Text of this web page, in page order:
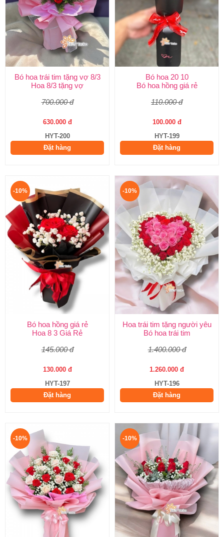
Bó hoa trái tim tặng vợ 8/3
Hoa 8/3 tặng vợ
700.000 đ
630.000 đ
HYT-200
Đặt hàng
Bó hoa 20 10
Bó hoa hồng giá rẻ
110.000 đ
100.000 đ
HYT-199
Đặt hàng
-10%
Bó hoa hồng giá rẻ
Hoa 8 3 Giá Rẻ
145.000 đ
130.000 đ
HYT-197
Đặt hàng
-10%
Hoa trái tim tặng người yêu
Bó hoa trái tim
1.400.000 đ
1.260.000 đ
HYT-196
Đặt hàng
-10% -10%